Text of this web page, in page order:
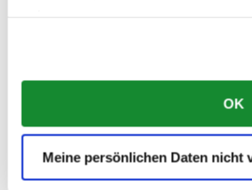
OK
Meine persönlichen Daten nicht
Dänemark
Deutschland
Finnland